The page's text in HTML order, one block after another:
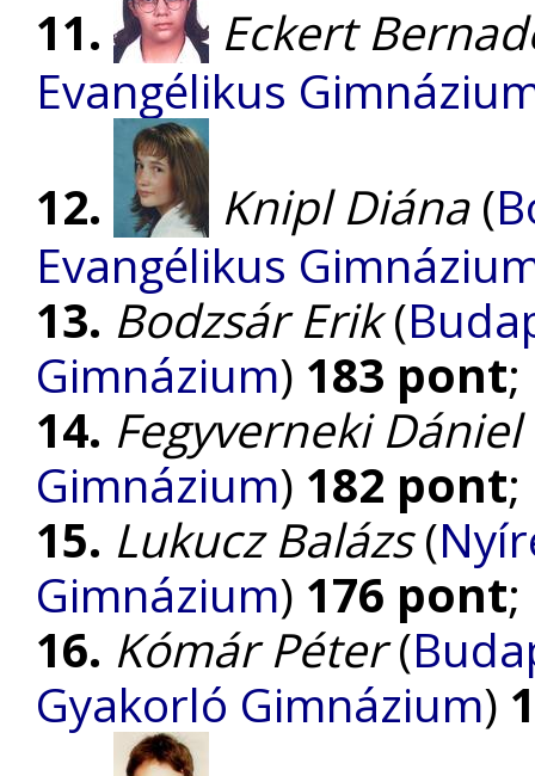
11.
Eckert
Evangélikus
12.
Knipl Diána(
Evangélikus
13. Bodzsár Erik(
Gimnázium) 183 pont;
14. Fegyverneki Dániel
Gimnázium) 182 pont;
15. Lukucz Balázs(
Gimnázium) 176 pont;
16. Kómár Péter(
Gyakorló Gimnázium)